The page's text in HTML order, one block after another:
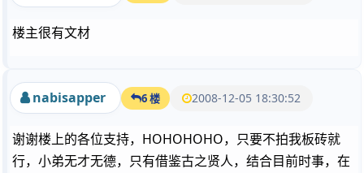
楼主很有文材
nabisapper 6 楼 2008-12-05 18:30:52
谢谢楼上的各位支持，HOHOHOHO，只要不拍我板砖就
行，小弟无才无德，只有借鉴古之贤人，结合目前时事，在